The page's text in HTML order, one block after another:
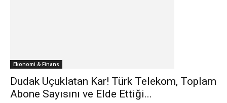
Ekonomi & Finans
Dudak Uçuklatan Kar! Türk Telekom, Toplam
Abone Sayısını ve Elde Ettiği...